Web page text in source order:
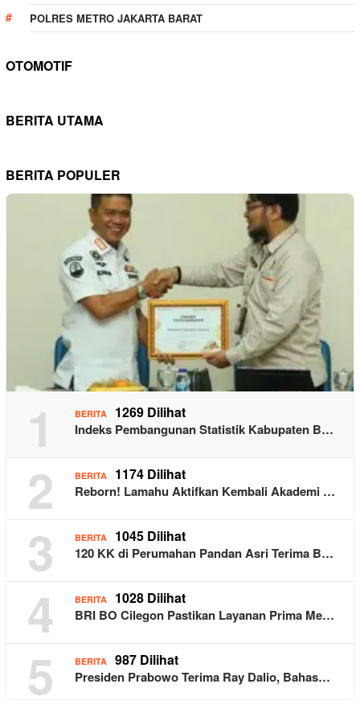
POLRES METRO JAKARTA BARAT
OTOMOTIF
BERITA UTAMA
BERITA POPULER
1 BERITA 1269 Dilihat
Indeks Pembangunan Statistik Kabupaten B…
2 BERITA 1174 Dilihat
Reborn! Lamahu Aktifkan Kembali Akademi …
3 BERITA 1045 Dilihat
120 KK di Perumahan Pandan Asri Terima B…
4 BERITA 1028 Dilihat
BRI BO Cilegon Pastikan Layanan Prima Me…
5 BERITA 987 Dilihat
Presiden Prabowo Terima Ray Dalio, Bahas…